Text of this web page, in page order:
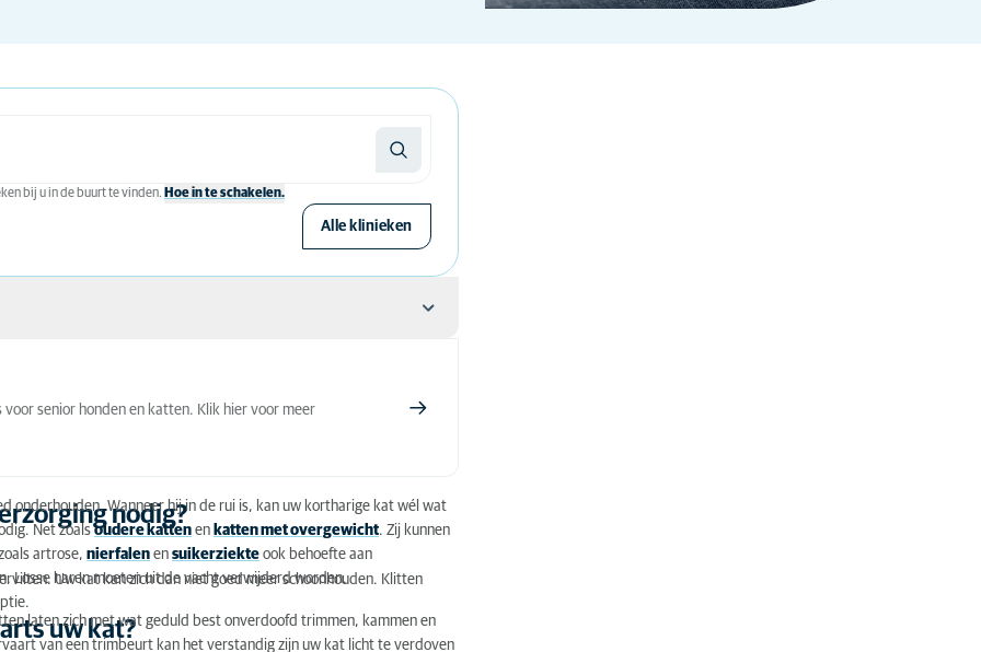
bij u in de buurt te vinden. Hoe in te schakelen.
Alle klinieken
senior honden en katten. Klik hier voor meer
nodig?
onderhouden. Wanneer hij in de rui is, kan uw kortharige kat wél wat
Net zoalsoudere katten en katten met overgewicht. Zij kunnen
artrose, nierfalen en suikerziekte ook behoefte aan
Losse haren moeten uit de vacht verwijderd worden.
Uw kat kan zich dan niet goed meer schoonhouden. Klitten
uw kat?
laten zich met wat geduld best onverdoofd trimmen, kammen en
van een trimbeurt kan het verstandig zijn uw kat licht te verdoven